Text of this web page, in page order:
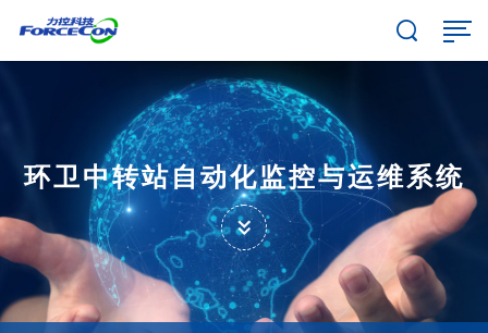
环卫中转站自动化监控与运维系统